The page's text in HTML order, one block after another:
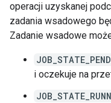
operacji uzyskanej
zadania wsadowego
Zadanie wsadowe
i oczekuje na